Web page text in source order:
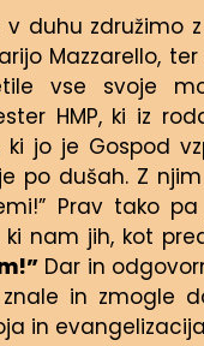
v duhu združimo
Mazzarello,
vse svoje
HMP, ki iz
ki jo je Gospod
po dušah. Z
Prav tako
ki nam jih, kot
Dar in
in zmogle
in